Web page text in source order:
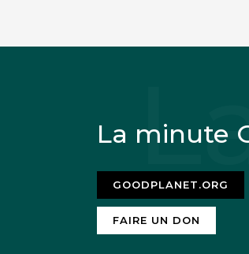
La minute
GOODPLANET.ORG
FAIRE UN DON